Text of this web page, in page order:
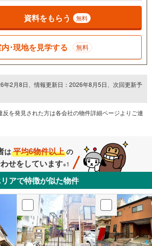
資料をもらう 無料
･現地を見学する 無料
年2月8日、情報更新日：2026年8月5日、次回更新予
を発⾒された方は各会社の物件詳細ページよりご連
は 平均6物件以上 の
せをしています※1
アで特徴が似た物件